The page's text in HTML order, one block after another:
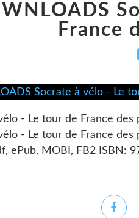
France
- Le tour de France
- Le tour de France
ePub, MOBI, FB2 ISBN: